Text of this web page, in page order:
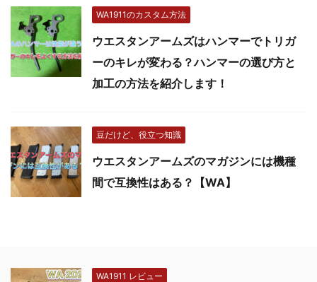
WA1911のカスタム方法
ウエスタンアームズはハンマーでトリガ
ーのキレが変わる？ハンマーの選び方と
加工の方法を紹介します！
豆だけど、役立つ知識
ウエスタンアームズのマガジンには機種
間で互換性はある？【WA】
WA1911 レビュー